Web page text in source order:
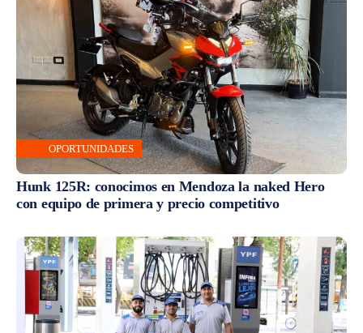
OPORTUNIDADES
Hunk 125R: conocimos en Mendoza la naked Hero
con equipo de primera y precio competitivo